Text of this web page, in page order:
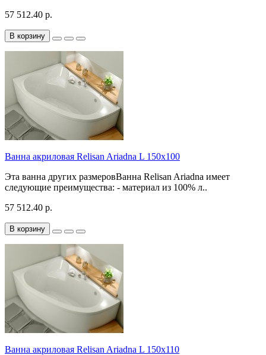
57 512.40 р.
В корзину
Ванна акриловая Relisan Ariadna L 150x100
Эта ванна других размеровВанна Relisan Ariadna имеет
следующие преимущества: - материал из 100% л..
57 512.40 р.
В корзину
Ванна акриловая Relisan Ariadna L 150x110